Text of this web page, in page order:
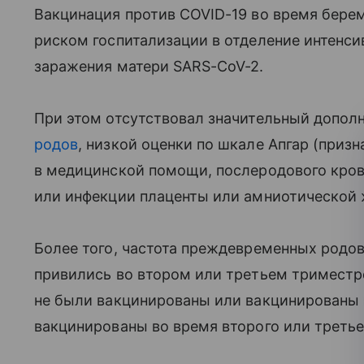
Вакцинация против COVID-19 во время
риском госпитализации в отделение
заражения матери SARS-CoV-2.
При этом отсутствовал значительный
родов, низкой оценки по шкале Апгар
в медицинской помощи, послеродового
или инфекции плаценты или амниотической
Более того, частота преждевременных
привились во втором или третьем
не были вакцинированы или
вакцинированы во время второго или